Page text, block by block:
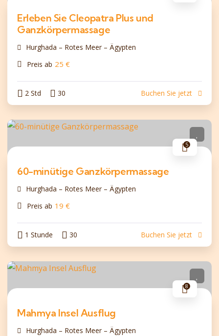
Erleben Sie Cleopatra Plus und
Ganzkörpermassage
Hurghada – Rotes Meer – Ägypten
Preis ab 25 €
2 Std 30 Buchen Sie jetzt
5
60-minütige Ganzkörpermassage
Hurghada – Rotes Meer – Ägypten
Preis ab 19 €
1 Stunde 30 Buchen Sie jetzt
8
Mahmya Insel Ausflug
Hurghada – Rotes Meer – Ägypten